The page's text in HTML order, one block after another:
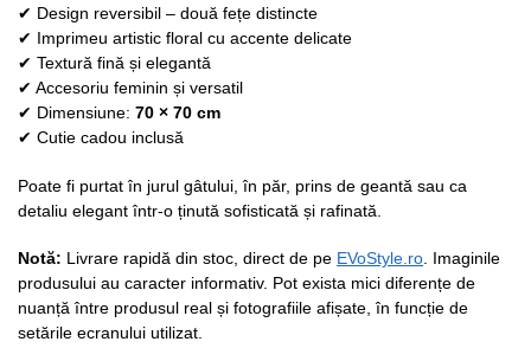
✔ Design reversibil – două fețe distincte
✔ Imprimeu artistic floral cu accente delicate
✔ Textură fină și elegantă
✔ Accesoriu feminin și versatil
✔ Dimensiune: 70 × 70 cm
✔ Cutie cadou inclusă
Poate fi purtat în jurul gâtului, în păr, prins de geantă sau ca
detaliu elegant într-o ținută sofisticată și rafinată.
Notă: Livrare rapidă din stoc, direct de pe EVoStyle.ro . Imaginile
produsului au caracter informativ. Pot exista mici diferențe de
nuanță între produsul real și fotografiile afișate, în funcție de
setările ecranului utilizat.